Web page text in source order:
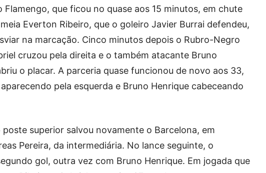
Flamengo, que ficou no quase aos 15 minutos, em chute
Everton Ribeiro, que o goleiro Javier Burrai defendeu,
na marcação. Cinco minutos depois o Rubro-Negro
cruzou pela direita e o também atacante Bruno
o placar. A parceria quase funcionou de novo aos 33,
pela esquerda e Bruno Henrique cabeceando
superior salvou novamente o Barcelona, em
Pereira, da intermediária. No lance seguinte, o
gol, outra vez com Bruno Henrique. Em jogada que